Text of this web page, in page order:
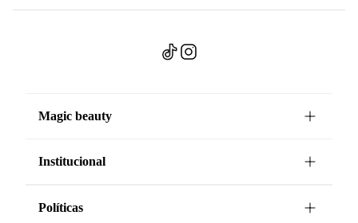
Magic beauty
Institucional
Políticas